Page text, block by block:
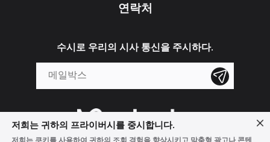
연락처
수시로 우리의 시사 통신을 주시하다.
저희는 귀하의 프라이버시를 중시합니다.
저희는 쿠키를 사용하여 귀하의 조회 경험을 향상시키고 맞춤형 광고나 콘텐